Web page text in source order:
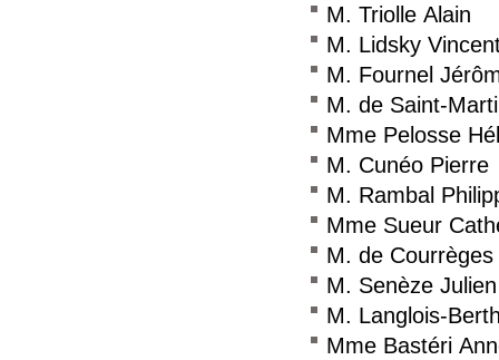
M. Triolle Alain
M. Lidsky
M. Fournel
M. de Saint-
Mme Pelosse
M. Cunéo Pierre
M. Rambal
Mme Sueur
M. de
M. Senèze Julien
M. Langlois-
Mme Bastéri